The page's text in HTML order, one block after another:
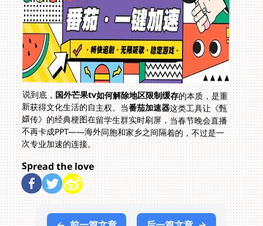
说到底，国外芒果tv如何解除地区限制缓存的本质，是重
新获得文化生活的自主权。当番茄加速器这类工具让《甄
嬛传》的经典梗图在留学生群实时刷屏，当春节晚会直播
不再卡成PPT——海外同胞和家乡之间隔着的，不过是一
次专业加速的连接。
Spread the love